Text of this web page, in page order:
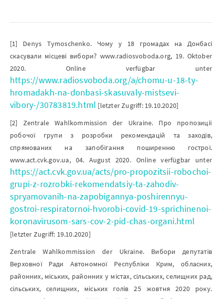
[1] Denys Tymoschenko. Чому у 18 громадах на Донбасі
скасували місцеві вибори? www.radiosvoboda.org, 19. Oktober
2020. Online verfügbar unter
https://www.radiosvoboda.org/a/chomu-u-18-ty-
hromadakh-na-donbasi-skasuvaly-mistsevi-
vibory-/30783819.html [letzter Zugriff: 19.10.2020]
[2] Zentrale Wahlkommission der Ukraine. Про пропозиції
робочої групи з розробки рекомендацій та заходів,
спрямованих на запобігання поширенню гострої.
www.act.cvk.gov.ua, 04. August 2020. Online verfügbar unter
https://act.cvk.gov.ua/acts/pro-propozitsii-robochoi-
grupi-z-rozrobki-rekomendatsiy-ta-zahodiv-
spryamovanih-na-zapobigannya-poshirennyu-
gostroi-respiratornoi-hvorobi-covid-19-sprichinenoi-
koronavirusom-sars-cov-2-pid-chas-organi.html
[letzter Zugriff: 19.10.2020]
Zentrale Wahlkommission der Ukraine. Вибори депутатів
Верховної Ради Автономної Республіки Крим, обласних,
районних, міських, районних у містах, сільських, селищних рад,
сільських, селищних, міських голів 25 жовтня 2020 року.